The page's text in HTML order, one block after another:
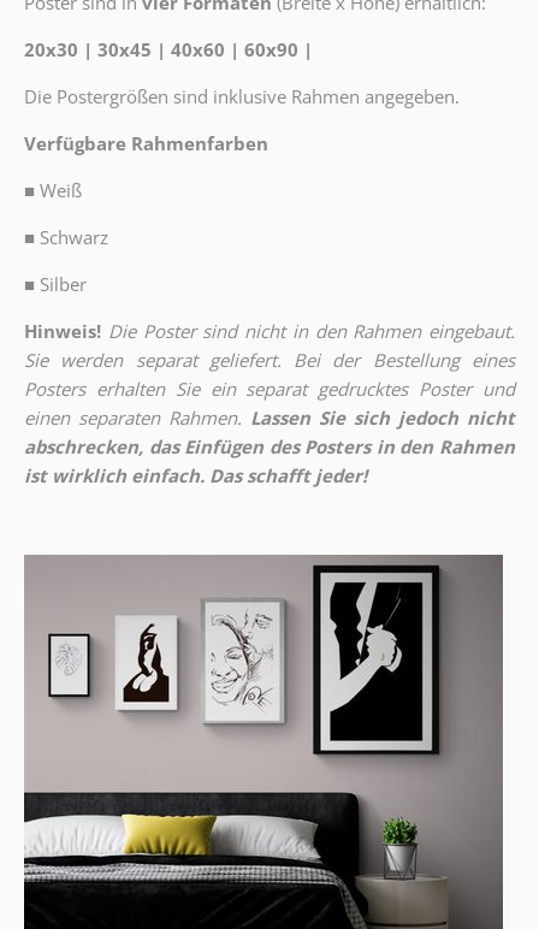
20x30 | 30x45 | 40x60 | 60x90 |
Die Postergrößen sind inklusive Rahmen angegeben.
Verfügbare Rahmenfarben
■ Weiß
■ Schwarz
■ Silber
Hinweis! Die Poster sind nicht in den Rahmen eingebaut.
Sie werden separat geliefert. Bei der Bestellung eines
Posters erhalten Sie ein separat gedrucktes Poster und
einen separaten Rahmen. Lassen Sie sich jedoch nicht
abschrecken, das Einfügen des Posters in den Rahmen
ist wirklich einfach. Das schafft jeder!